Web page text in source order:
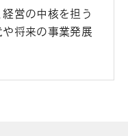
営の中核を担う
や将来の事業発展